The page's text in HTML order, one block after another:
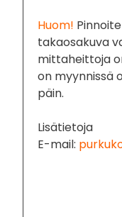
Huom!
takaosakuva
mittaheittoja
on myynnissä
päin.
Lisätietoja
E-mail: